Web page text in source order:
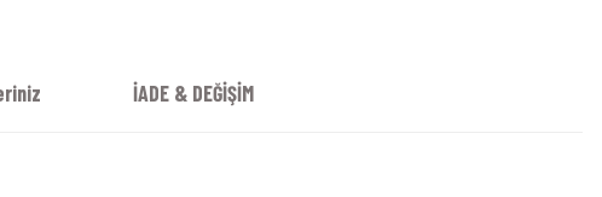
İADE & DEĞİŞİM